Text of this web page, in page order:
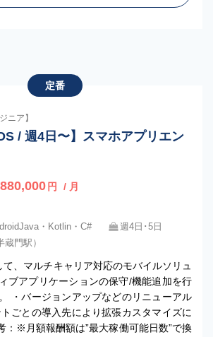
定番
ニア】
/ 週4日〜】スマホアプリエン
円 / 月
・Kotlin・C#
週4日･5日
門駅）
、マルチキャリア対応のモバイルソリュ
ブアプリケーションの保守/機能追加を行
・バージョンアップなどのリニューアル
ごとの導入先により拡張カスタマイズに
：※月額報酬額は”最大稼働可能日数”で換